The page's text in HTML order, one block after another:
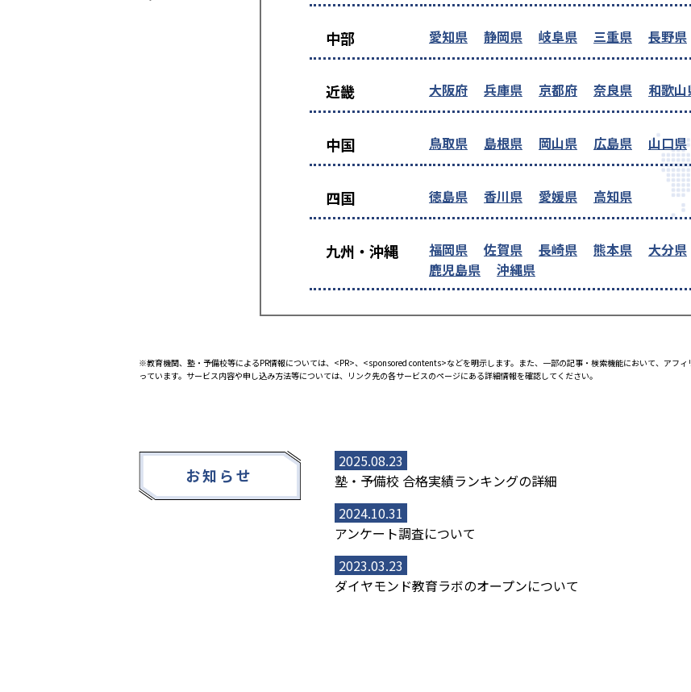
中部 愛知県 静岡県 岐阜県 三重県 長野県
近畿 大阪府 兵庫県 京都府 奈良県 和歌山
中国 鳥取県 島根県 岡山県 広島県 山口県
四国 徳島県 香川県 愛媛県 高知県
九州・沖縄 福岡県 佐賀県 長崎県 熊本県 大分県
鹿児島県
沖縄県
※教育機関、塾・予備校等によるPR情報については、<PR>、<sponsored contents>などを明示します。また、一部の記事・検索機能において、アフ
っています。サービス内容や申し込み方法等については、リンク先の各サービスのページにある詳細情報を確認してください。
お知らせ
2025.08.23
塾・予備校 合格実績ランキングの詳細
2024.10.31
アンケート調査について
2023.03.23
ダイヤモンド教育ラボのオープンについて